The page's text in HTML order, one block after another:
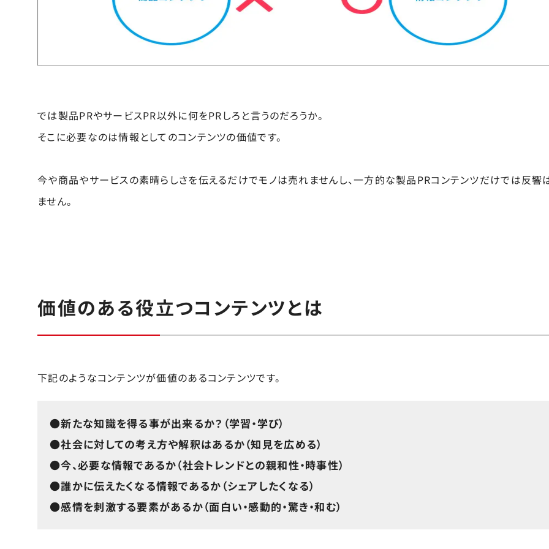
では製品PRやサービスPR以外に何をPRしろと言うのだろうか。
そこに必要なのは情報としてのコンテンツの価値です。
今や商品やサービスの素晴らしさを伝えるだけでモノは売れませんし、一方的な製品PRコンテンツだけでは反響
ません。
価値のある役立つコンテンツとは
下記のようなコンテンツが価値のあるコンテンツです。
●新たな知識を得る事が出来るか？（学習・学び）
●社会に対しての考え方や解釈はあるか（知見を広める）
●今、必要な情報であるか（社会トレンドとの親和性・時事性）
●誰かに伝えたくなる情報であるか（シェアしたくなる）
●感情を刺激する要素があるか（面白い・感動的・驚き・和む）